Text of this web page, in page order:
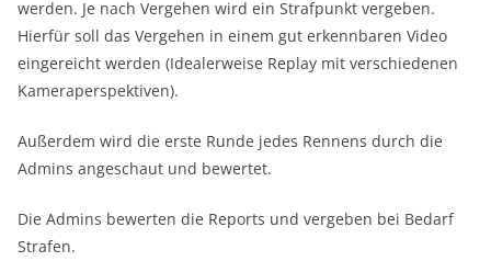
werden. Je nach Vergehen wird ein Strafpunkt vergeben.
Hierfür soll das Vergehen in einem gut erkennbaren Video
eingereicht werden (Idealerweise Replay mit verschiedenen
Kameraperspektiven).
Außerdem wird die erste Runde jedes Rennens durch die
Admins angeschaut und bewertet.
Die Admins bewerten die Reports und vergeben bei Bedarf
Strafen.